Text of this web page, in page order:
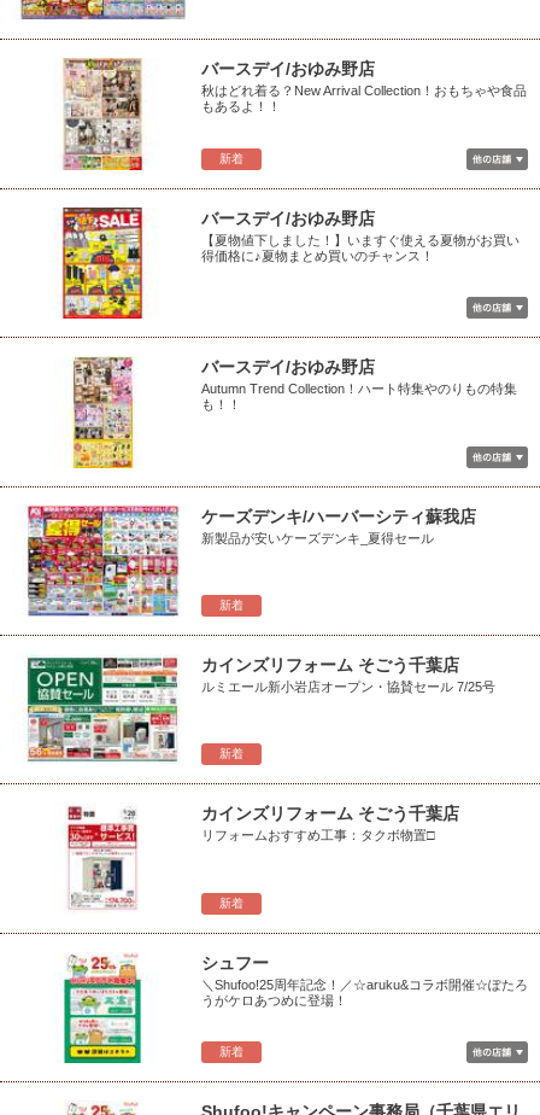
新着
バースデイ/おゆみ野店
秋はどれ着る？New Arrival Collection！おもちゃや食品
もあるよ！！
バースデイ/おゆみ野店
【夏物値下しました！】いますぐ使える夏物がお買い
得価格に♪夏物まとめ買いのチャンス！
バースデイ/おゆみ野店
Autumn Trend Collection！ハート特集やのりもの特集
も！！
新着
ケーズデンキ/ハーバーシティ蘇我店
新製品が安いケーズデンキ_夏得セール
新着
カインズリフォーム そごう千葉店
ルミエール新小岩店オープン・協賛セール 7/25号
新着
カインズリフォーム そごう千葉店
リフォームおすすめ工事：タクボ物置□
新着
シュフー
＼Shufoo!25周年記念！／☆aruku&コラボ開催☆ぽたろ
うがケロあつめに登場！